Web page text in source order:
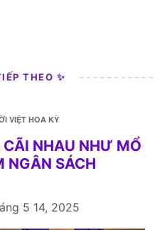
THEO ✨
VIỆT HOA KỲ
CÃI NHAU NHƯ MỔ
NGÂN SÁCH
5 14, 2025